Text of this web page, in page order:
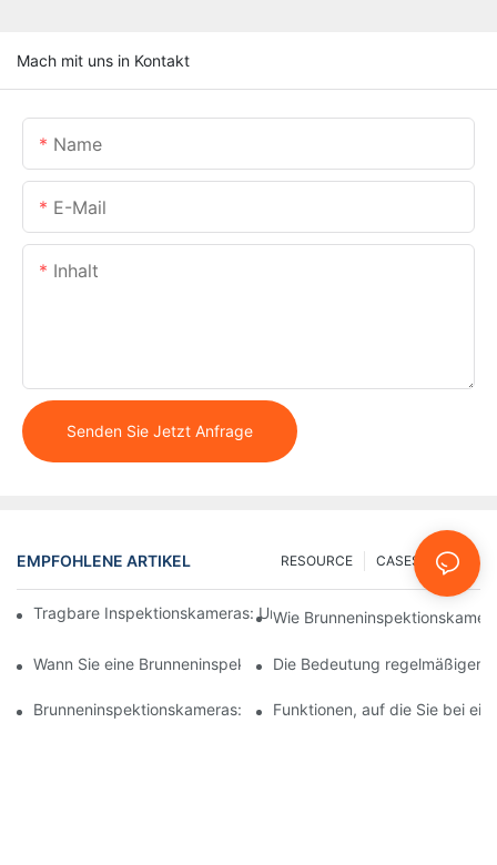
Mach mit uns in Kontakt
Name
E-Mail
Inhalt
Senden Sie Jetzt Anfrage
EMPFOHLENE ARTIKEL FAQ
CASES
RESOURCE
Tragbare Inspektionskameras: Unverzichtbare Werkzeuge für
Wie
Wann Sie eine Brunneninspektionskamera verwenden sollten:
Die Bedeutung regelmäßiger
Brunneninspektionskameras: Sicherstellung von sicherem
Funktionen, auf die Sie bei